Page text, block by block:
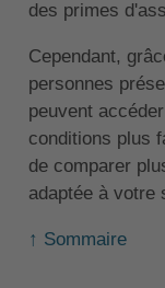
des primes
Cependant,
personnes
peuvent
conditions plus
de comparer
adaptée à votre
↑ Sommaire